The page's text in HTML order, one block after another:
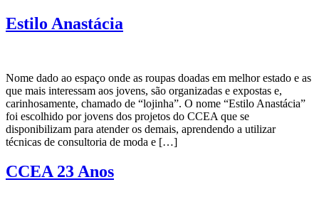
Estilo Anastácia
Nome dado ao espaço onde as roupas doadas em melhor estado e as
que mais interessam aos jovens, são organizadas e expostas e,
carinhosamente, chamado de “lojinha”. O nome “Estilo Anastácia”
foi escolhido por jovens dos projetos do CCEA que se
disponibilizam para atender os demais, aprendendo a utilizar
técnicas de consultoria de moda e […]
CCEA 23 Anos